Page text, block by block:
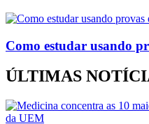
Como estudar usando
ÚLTIMAS